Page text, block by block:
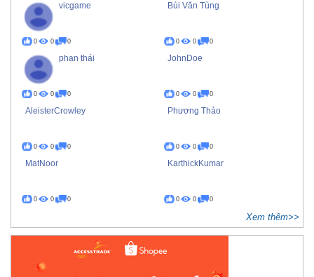
vicgame
0 0 0
Bùi Văn Tùng
0 0 0
phan thái
0 0 0
JohnDoe
0 0 0
AleisterCrowley
0 0 0
Phương Thảo
0 0 0
MatNoor
0 0 0
KarthickKumar
0 0 0
Xem thêm>>